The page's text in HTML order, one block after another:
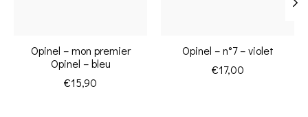
Opinel – mon premier
Opinel – bleu
€15,90
Opinel – n°7 – violet
€17,00